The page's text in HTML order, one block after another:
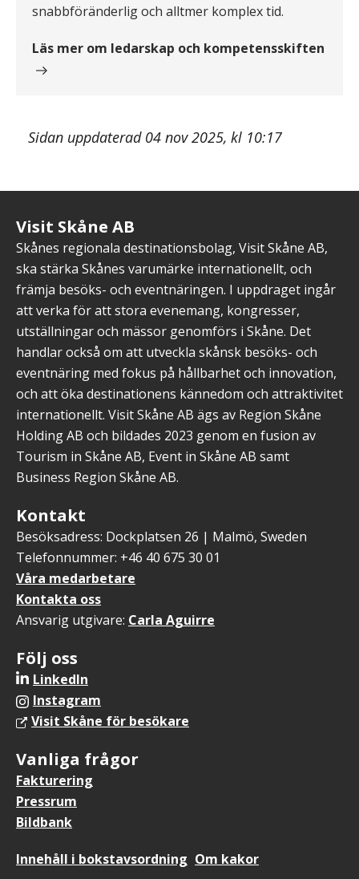
snabbföränderlig och alltmer komplex tid.
Läs mer om ledarskap och kompetensskiften
Sidan uppdaterad 04 nov 2025, kl 10:17
Visit Skåne AB
Skånes regionala destinationsbolag, Visit Skåne AB,
ska stärka Skånes varumärke internationellt, och
främja besöks- och eventnäringen. I uppdraget ingår
att verka för att stora evenemang, kongresser,
utställningar och mässor genomförs i Skåne. Det
handlar också om att utveckla skånsk besöks- och
eventnäring med fokus på hållbarhet och innovation,
och att öka destinationens kännedom och attraktivitet
internationellt. Visit Skåne AB ägs av Region Skåne
Holding AB och bildades 2023 genom en fusion av
Tourism in Skåne AB, Event in Skåne AB samt
Business Region Skåne AB.
Kontakt
Besöksadress: Dockplatsen 26 | Malmö, Sweden
Telefonnummer: +46 40 675 30 01
Våra medarbetare
Kontakta oss
Ansvarig utgivare: Carla Aguirre
Följ oss
LinkedIn
Instagram
Visit Skåne för besökare
Vanliga frågor
Fakturering
Pressrum
Bildbank
Sidfotsmeny
Innehåll i bokstavsordning Om kakor